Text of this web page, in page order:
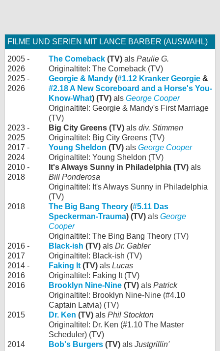
FILME UND SERIEN MIT LANCE BARBER (AUSWAHL)
2005 -
2026
The Comeback (TV) als Paulie G.
Originaltitel: The Comeback (TV)
2025 -
2026
Georgie & Mandy (#1.12 Kranker Georgie &
#2.18 A New Scoreboard and a Horse's You-
Know-What) (TV) als George Cooper
Originaltitel: Georgie & Mandy's First Marriage
(TV)
2023 -
2025
Big City Greens (TV) als div. Stimmen
Originaltitel: Big City Greens (TV)
2017 -
2024
Young Sheldon (TV) als George Cooper
Originaltitel: Young Sheldon (TV)
2010 -
2018
It's Always Sunny in Philadelphia (TV) als
Bill Ponderosa
Originaltitel: It's Always Sunny in Philadelphia
(TV)
2018
The Big Bang Theory (#5.11 Das
Speckerman-Trauma) (TV) als George
Cooper
Originaltitel: The Bing Bang Theory (TV)
2016 -
2017
Black-ish (TV) als Dr. Gabler
Originaltitel: Black-ish (TV)
2014 -
2016
Faking It (TV) als Lucas
Originaltitel: Faking It (TV)
2016
Brooklyn Nine-Nine (TV) als Patrick
Originaltitel: Brooklyn Nine-Nine (#4.10
Captain Latvia) (TV)
2015
Dr. Ken (TV) als Phil Stockton
Originaltitel: Dr. Ken (#1.10 The Master
Scheduler) (TV)
2014
Bob's Burgers (TV) als Justgrillin'